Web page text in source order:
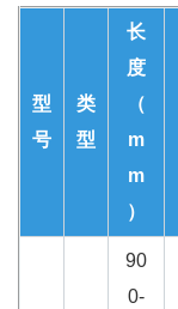
型
号
类
型
长
度
（
m
m
）
90
0-